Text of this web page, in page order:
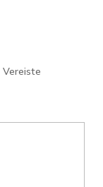
Vereiste